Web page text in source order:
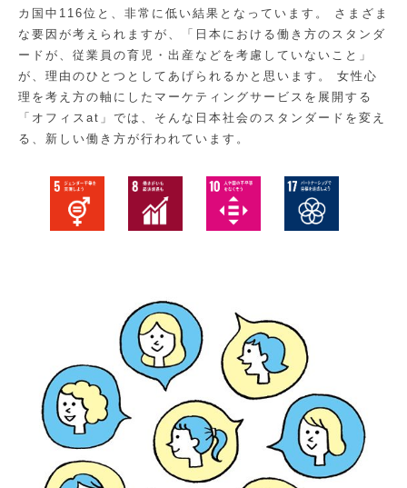
カ国中116位と、非常に低い結果となっています。 さまざま
な要因が考えられますが、「日本における働き方のスタンダ
ードが、従業員の育児・出産などを考慮していないこと」
が、理由のひとつとしてあげられるかと思います。 女性心
理を考え方の軸にしたマーケティングサービスを展開する
「オフィスat」では、そんな日本社会のスタンダードを変え
る、新しい働き方が行われています。